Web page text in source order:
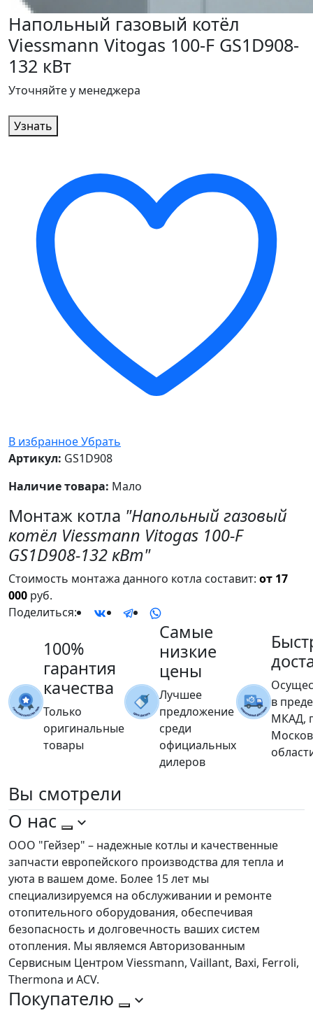
Напольный газовый котёл
Viessmann Vitogas 100-F GS1D908-
132 кВт
Уточняйте у менеджера
Узнать
В избранноеУбрать
Артикул: GS1D908
Наличие товара: Мало
Монтаж котла "Напольный газовый
котёл Viessmann Vitogas 100-F
GS1D908-132 кВт"
Стоимость монтажа данного котла составит: от 17
000 руб.
Поделиться:
100%
гарантия
качества
Только
оригинальные
товары
Самые
низкие
цены
Лучшее
предложение
среди
официальных
дилеров
в
МКАД,
Вы смотрели
О нас
ООО "Гейзер" – надежные котлы и качественные
запчасти европейского производства для тепла и
уюта в вашем доме. Более 15 лет мы
специализируемся на обслуживании и ремонте
отопительного оборудования, обеспечивая
безопасность и долговечность ваших систем
отопления. Мы являемся Авторизованным
Сервисным Центром Viessmann, Vaillant, Baxi, Ferroli,
Thermona и ACV.
Покупателю